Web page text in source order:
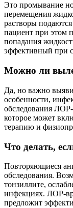
Это промывание
перемещения
растворы
пациент при этом
попадания
эффективный при
Можно ли
Да, но важно
особенности,
обследования
которое может
терапию и
Что делать,
Повторяющиеся
обследования.
тонзиллите,
инфекциях. ЛОР-
предложит